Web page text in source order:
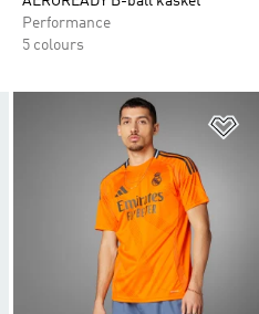
Performance
5 colours